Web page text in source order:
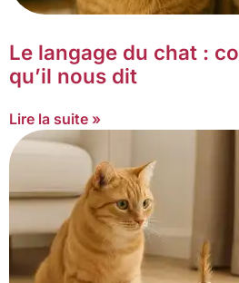
Le langage du chat :
qu’il nous dit
Lire la suite »